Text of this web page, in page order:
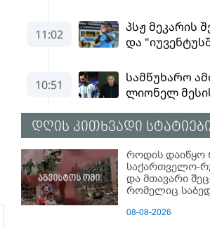
დღის კითხვადი
როდის
საქართველო-
და მთავარი
რომელიც
08-08-2026